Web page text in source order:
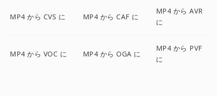
MP4 から CVS に MP4 から CAF に
MP4 から AVR
に
MP4 から VOC に MP4 から OGA に
MP4 から PVF
に